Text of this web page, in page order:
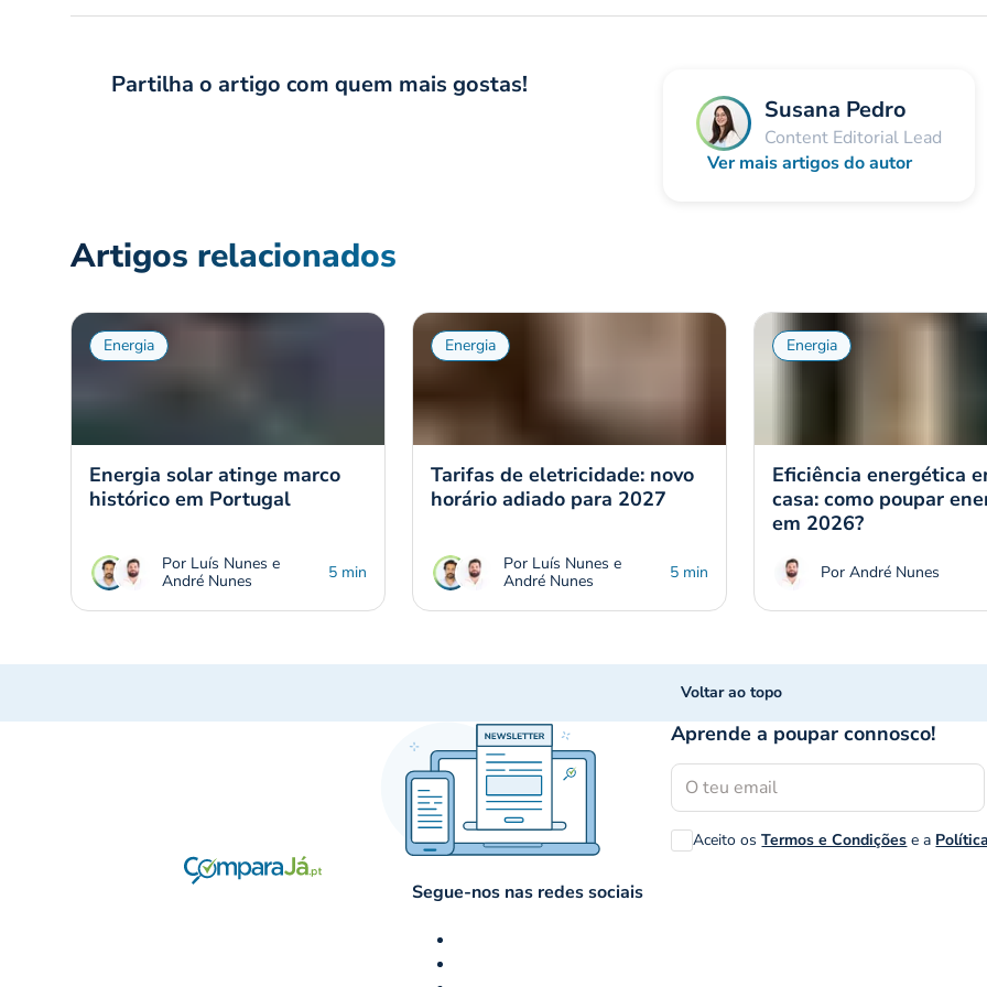
Partilha o artigo com quem mais gostas!
Susana Pedro
Content Editorial Lead
Ver mais artigos do autor
Artigos relacionados
Energia
Energia solar atinge marco
histórico em Portugal
Por Luís Nunes e
André Nunes
5 min
Energia
Tarifas de eletricidade: novo
horário adiado para 2027
Por Luís Nunes e
André Nunes
5 min
Energia
Eficiência energética
casa: como poupar
em 2026?
Por André Nunes
Voltar ao topo
Aprende a poupar connosco!
Aceito osTermos e Condições e a
Segue-nos nas redes sociais